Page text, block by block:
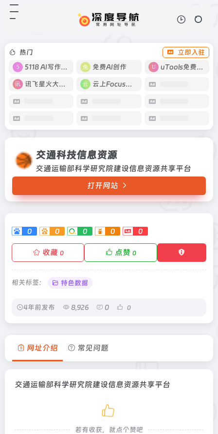
热门
立即入驻
5118 AI写作工具
免费AI创作 uTools免费工具箱
讯飞星火大模型 云上Focus接码
交通科技信息资源
交通运输部科学研究院建设信息资源共享平台
打开网站
0 0 0 0 0
收藏 0 点赞 0
相关标签： 特色数据
4年前发布 8,926 0 0
交通科技信息资源
网址介绍 常见问题
交通运输部科学研究院建设信息资源共享平台
若有收获，就点个赞吧